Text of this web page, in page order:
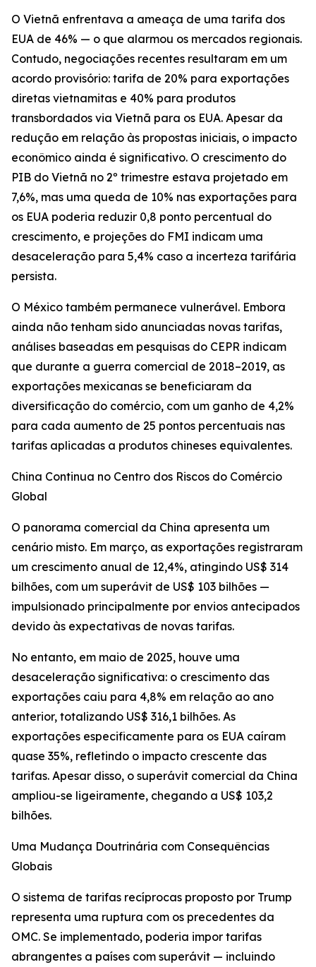
O Vietnã enfrentava a ameaça de uma tarifa dos
EUA de 46% — o que alarmou os mercados regionais.
Contudo, negociações recentes resultaram em um
acordo provisório: tarifa de 20% para exportações
diretas vietnamitas e 40% para produtos
transbordados via Vietnã para os EUA. Apesar da
redução em relação às propostas iniciais, o impacto
econômico ainda é significativo. O crescimento do
PIB do Vietnã no 2º trimestre estava projetado em
7,6%, mas uma queda de 10% nas exportações para
os EUA poderia reduzir 0,8 ponto percentual do
crescimento, e projeções do FMI indicam uma
desaceleração para 5,4% caso a incerteza tarifária
persista.
O México também permanece vulnerável. Embora
ainda não tenham sido anunciadas novas tarifas,
análises baseadas em pesquisas do CEPR indicam
que durante a guerra comercial de 2018–2019, as
exportações mexicanas se beneficiaram da
diversificação do comércio, com um ganho de 4,2%
para cada aumento de 25 pontos percentuais nas
tarifas aplicadas a produtos chineses equivalentes.
China Continua no Centro dos Riscos do Comércio
Global
O panorama comercial da China apresenta um
cenário misto. Em março, as exportações registraram
um crescimento anual de 12,4%, atingindo US$ 314
bilhões, com um superávit de US$ 103 bilhões —
impulsionado principalmente por envios antecipados
devido às expectativas de novas tarifas.
No entanto, em maio de 2025, houve uma
desaceleração significativa: o crescimento das
exportações caiu para 4,8% em relação ao ano
anterior, totalizando US$ 316,1 bilhões. As
exportações especificamente para os EUA caíram
quase 35%, refletindo o impacto crescente das
tarifas. Apesar disso, o superávit comercial da China
ampliou-se ligeiramente, chegando a US$ 103,2
bilhões.
Uma Mudança Doutrinária com Consequências
Globais
O sistema de tarifas recíprocas proposto por Trump
representa uma ruptura com os precedentes da
OMC. Se implementado, poderia impor tarifas
abrangentes a países com superávit — incluindo